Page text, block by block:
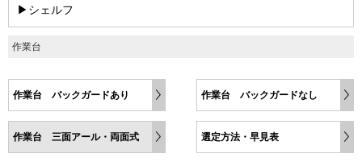
▶シェルフ
作業台
作業台 バックガードあり 作業台 バックガードなし
作業台 三面アール・両面式 選定方法・早見表